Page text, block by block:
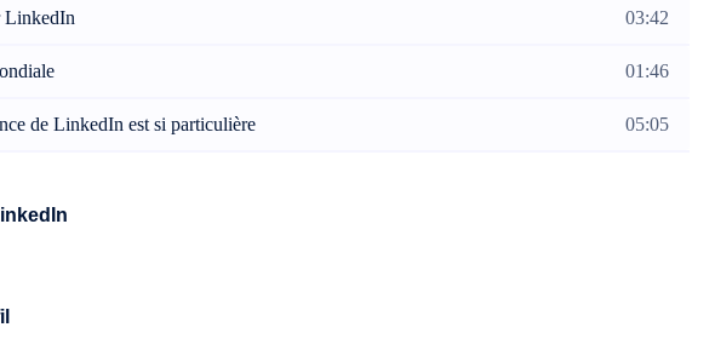
LinkedIn 03:42
01:46
de LinkedIn est si particulière 05:05